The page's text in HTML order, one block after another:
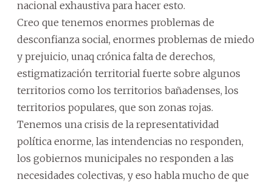
nacional exhaustiva para hacer esto.
Creo que tenemos enormes problemas de
desconfianza social, enormes problemas de miedo
y prejuicio, unaq crónica falta de derechos,
estigmatización territorial fuerte sobre algunos
territorios como los territorios bañadenses, los
territorios populares, que son zonas rojas.
Tenemos una crisis de la representatividad
política enorme, las intendencias no responden,
los gobiernos municipales no responden a las
necesidades colectivas, y eso habla mucho de que